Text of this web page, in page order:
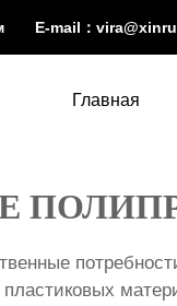
E-mail：
Главная
пластиковых